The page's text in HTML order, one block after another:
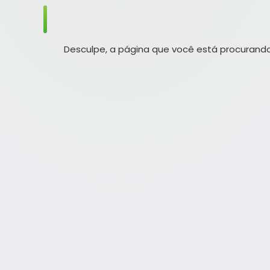
Desculpe, a página que você está